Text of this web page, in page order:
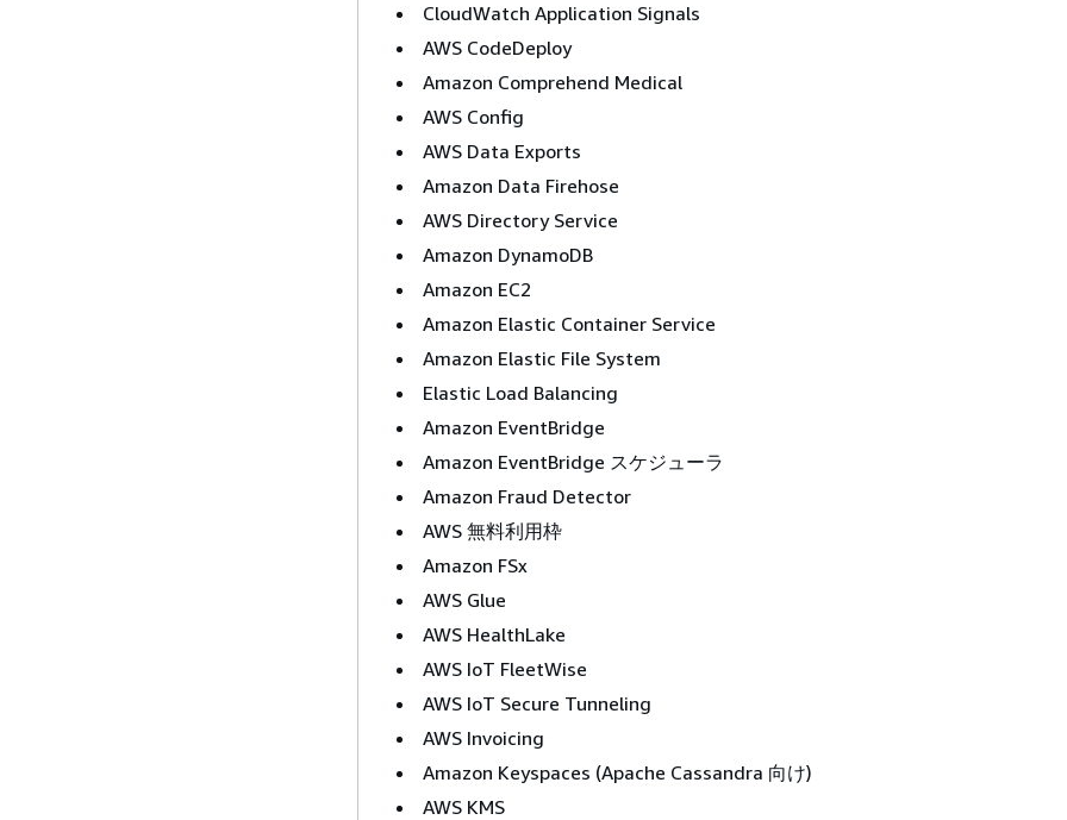
CloudWatch Application Signals
AWS CodeDeploy
Amazon Comprehend Medical
AWS Config
AWS Data Exports
Amazon Data Firehose
AWS Directory Service
Amazon DynamoDB
Amazon EC2
Amazon Elastic Container Service
Amazon Elastic File System
Elastic Load Balancing
Amazon EventBridge
Amazon EventBridge スケジューラ
Amazon Fraud Detector
AWS 無料利用枠
Amazon FSx
AWS Glue
AWS HealthLake
AWS IoT FleetWise
AWS IoT Secure Tunneling
AWS Invoicing
Amazon Keyspaces (Apache Cassandra 向け)
AWS KMS